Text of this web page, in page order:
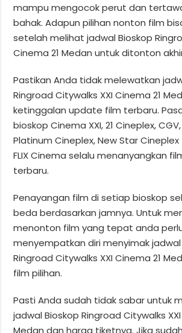
mampu mengocok perut dan
bahak. Adapun pilihan nonton film
setelah melihat jadwal Bioskop
Cinema 21 Medan untuk ditonton
Pastikan Anda tidak melewatkan
Ringroad Citywalks XXI Cinema 21
ketinggalan update film terbaru.
bioskop Cinema XXI, 21 Cineplex,
Platinum Cineplex, New Star Cineplex
FLIX Cinema selalu menanyangkan
terbaru.
Penayangan film di setiap bioskop
beda berdasarkan jamnya. Untuk
menonton film yang tepat anda
menyempatkan diri menyimak jadwal
Ringroad Citywalks XXI Cinema 21
film pilihan.
Pasti Anda sudah tidak sabar untuk
jadwal Bioskop Ringroad Citywalks
Medan dan harga tiketnya. Jika